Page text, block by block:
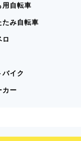
用自転車
たみ自転車
ロ
バイク
カー